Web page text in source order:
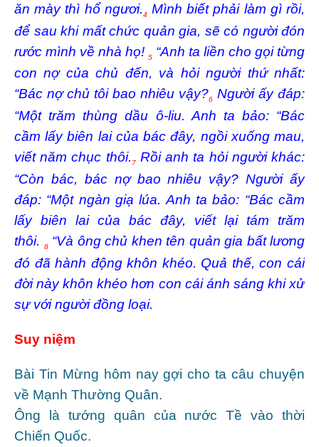
ăn mày thì hổ ngươi.4
Mình biết phải làm gì rồi,
để sau khi mất chức quản gia, sẽ có người đón
rước mình về nhà họ! 5 “Anh ta liền cho gọi từng
con nợ của chủ đến, và hỏi người thứ nhất:
“Bác nợ chủ tôi bao nhiêu vậy?6 Người ấy đáp:
“Một trăm thùng dầu ô-liu. Anh ta bảo: “Bác
cầm lấy biên lai của bác đây, ngồi xuống mau,
viết năm chục thôi. 7Rồi anh ta hỏi người khác:
“Còn bác, bác nợ bao nhiêu vậy? Người ấy
đáp: “Một ngàn giạ lúa. Anh ta bảo: “Bác cầm
lấy biên lai của bác đây, viết lại tám trăm
thôi.
8 “Và ông chủ khen tên quản gia bất lương
đó đã hành động khôn khéo. Quả thế, con cái
đời này khôn khéo hơn con cái ánh sáng khi xử
sự với người đồng loại.
Suy niệm
Bài Tin Mừng hôm nay gợi cho ta câu chuyện
về Mạnh Thường Quân.
Ông là tướng quân của nước Tề vào thời
Chiến Quốc.